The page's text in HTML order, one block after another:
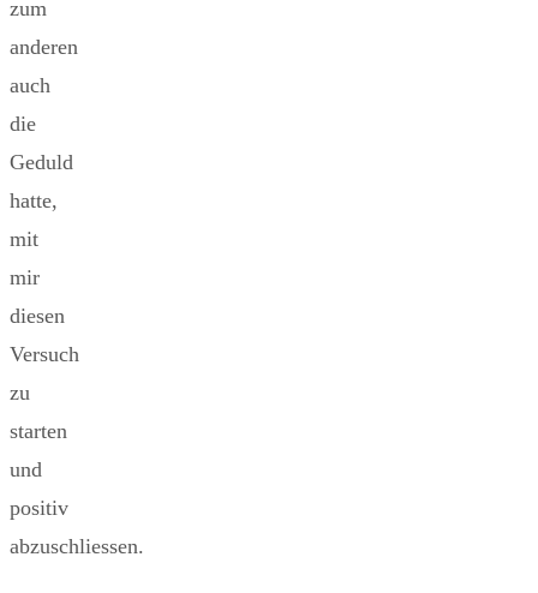
zum
anderen
auch
die
Geduld
hatte,
mit
mir
diesen
Versuch
zu
starten
und
positiv
abzuschliessen.